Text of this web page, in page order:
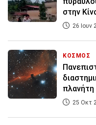
στην
26 Ιουν
ΚΟΣΜΟΣ
πλανήτη
25 Οκτ